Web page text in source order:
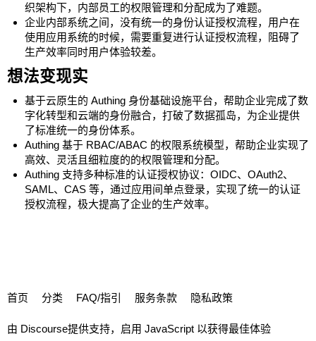
织架构下，内部员工的权限管理和分配成为了难题。
企业内部系统之间，没有统一的身份认证授权流程，用户在
使用应用系统的时候，需要重复进行认证授权流程，阻碍了
生产效率同时用户体验较差。
想法变现实
基于云原生的 Authing 身份基础设施平台，帮助企业完成了数
字化转型和云端的身份融合，打破了数据孤岛，为企业提供
了标准统一的身份体系。
Authing 基于 RBAC/ABAC 的权限系统模型，帮助企业实现了
高效、灵活且细粒度的的权限管理和分配。
Authing 支持多种标准的认证授权协议：OIDC、OAuth2、
SAML、CAS 等，通过应用间单点登录，实现了统一的认证
授权流程，极大提高了企业的生产效率。
首页 分类 FAQ/指引 服务条款 隐私政策
由 Discourse提供支持，启用 JavaScript 以获得最佳体验